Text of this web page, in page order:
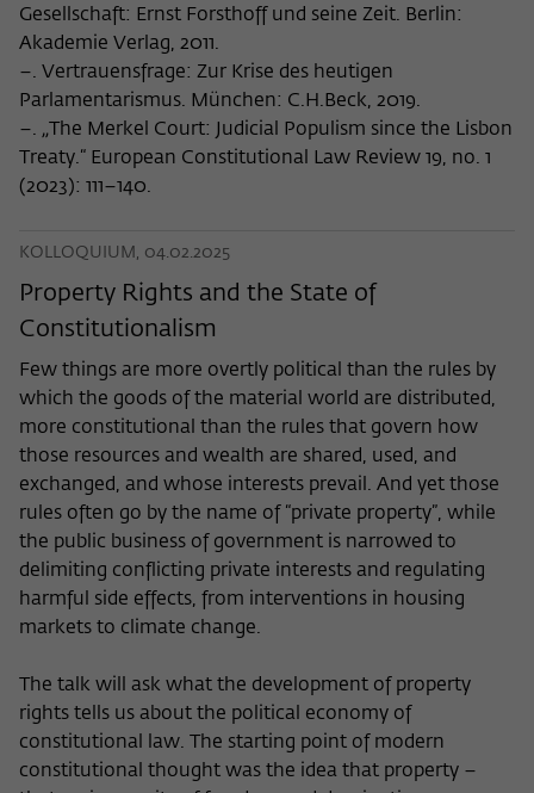
Gesellschaft: Ernst Forsthoff und seine Zeit. Berlin:
Akademie Verlag, 2011.
–. Vertrauensfrage: Zur Krise des heutigen
Parlamentarismus. München: C.H.Beck, 2019.
–. „The Merkel Court: Judicial Populism since the Lisbon
Treaty.“ European Constitutional Law Review 19, no. 1
(2023): 111–140.
KOLLOQUIUM, 04.02.2025
Property Rights and the State of
Constitutionalism
Few things are more overtly political than the rules by
which the goods of the material world are distributed,
more constitutional than the rules that govern how
those resources and wealth are shared, used, and
exchanged, and whose interests prevail. And yet those
rules often go by the name of “private property”, while
the public business of government is narrowed to
delimiting conflicting private interests and regulating
harmful side effects, from interventions in housing
markets to climate change.
The talk will ask what the development of property
rights tells us about the political economy of
constitutional law. The starting point of modern
constitutional thought was the idea that property –